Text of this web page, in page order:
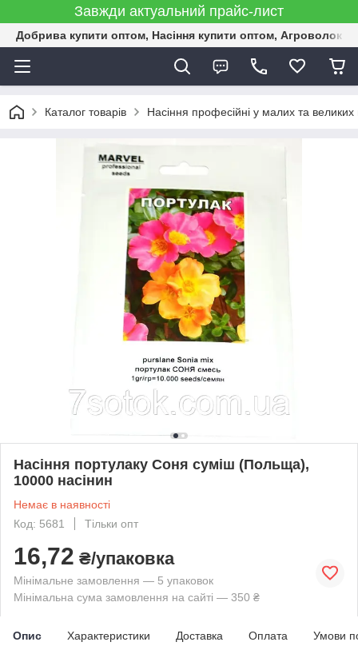
Завжди актуальний прайс-лист
Добрива купити оптом, Насіння купити оптом,
Каталог товарів Насіння професійні у малих та великих
Насіння портулаку Соня суміш (Польща),
10000 насінин
Немає в наявності
Код: 5681
Тільки опт
16,72 ₴/упаковка
Мінімальне замовлення — 5 упаковок
Мінімальна сума замовлення на сайті — 350 ₴
Опис Характеристики Доставка Оплата Умови